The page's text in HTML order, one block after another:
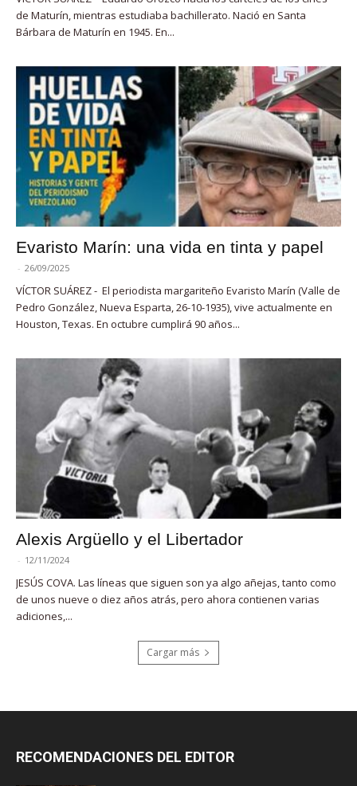
de Maturín, mientras estudiaba bachillerato. Nació en Santa
Bárbara de Maturín en 1945. En...
Evaristo Marín: una vida en tinta y papel
- 26/09/2025
VÍCTOR SUÁREZ - El periodista margariteño Evaristo Marín (Valle de
Pedro González, Nueva Esparta, 26-10-1935), vive actualmente en
Houston, Texas. En octubre cumplirá 90 años...
Alexis Argüello y el Libertador
- 12/11/2024
JESÚS COVA. Las líneas que siguen son ya algo añejas, tanto como
de unos nueve o diez años atrás, pero ahora contienen varias
adiciones,...
Cargar más
RECOMENDACIONES DEL EDITOR